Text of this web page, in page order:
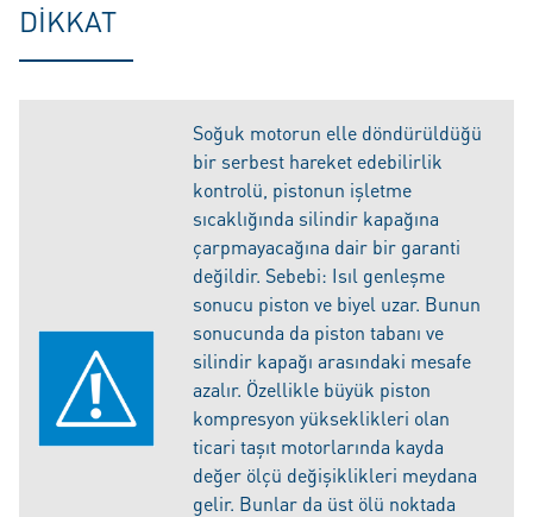
DIKKAT
Soğuk motorun elle döndürüldüğü
bir serbest hareket edebilirlik
kontrolü, pistonun işletme
sıcaklığında silindir kapağına
çarpmayacağına dair bir garanti
değildir. Sebebi: Isıl genleşme
sonucu piston ve biyel uzar. Bunun
sonucunda da piston tabanı ve
silindir kapağı arasındaki mesafe
azalır. Özellikle büyük piston
kompresyon yükseklikleri olan
ticari taşıt motorlarında kayda
değer ölçü değişiklikleri meydana
gelir. Bunlar da üst ölü noktada